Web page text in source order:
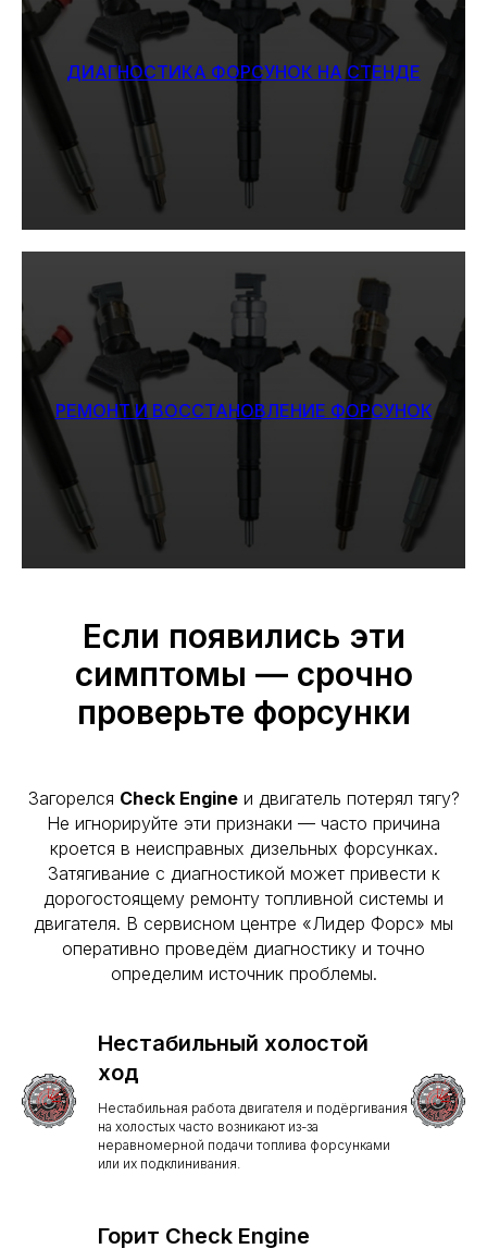
ДИАГНОСТИКА ФОРСУНОК НА СТЕНДЕ
РЕМОНТ И ВОССТАНОВЛЕНИЕ ФОРСУНОК
Если появились эти
симптомы — срочно
проверьте форсунки
Загорелся Check Engineи двигатель потерял тягу?
Не игнорируйте эти признаки — часто причина
кроется в неисправных дизельных форсунках.
Затягивание с диагностикой может привести к
дорогостоящему ремонту топливной системы и
двигателя. В сервисном центре «Лидер Форс» мы
оперативно проведём диагностику и точно
определим источник проблемы.
Нестабильный холостой
ход
Нестабильная работа двигателя и подёргивания
на холостых часто возникают из-за
неравномерной подачи топлива форсунками
или их подклинивания.
Горит Check Engine